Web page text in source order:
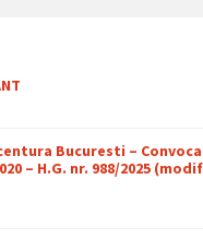
Bucuresti –
– H.G. nr. 988/2025